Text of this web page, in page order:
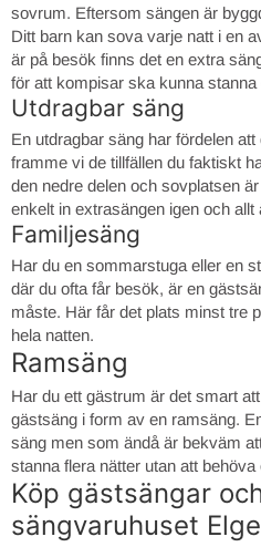
sovrum. Eftersom sängen är
Ditt barn kan sova varje natt i en
är på besök finns det en extra
för att kompisar ska kunna stanna
Utdragbar säng
En utdragbar säng har fördelen
framme vi de tillfällen du faktiskt
den nedre delen och sovplatsen
enkelt in extrasängen igen och allt
Familjesäng
Har du en sommarstuga eller en
där du ofta får besök, är en
måste. Här får det plats minst tre
hela natten.
Ramsäng
Har du ett gästrum är det smart
gästsäng i form av en ramsäng.
säng men som ändå är bekväm
stanna flera nätter utan att
Köp gästsängar
sängvaruhuset